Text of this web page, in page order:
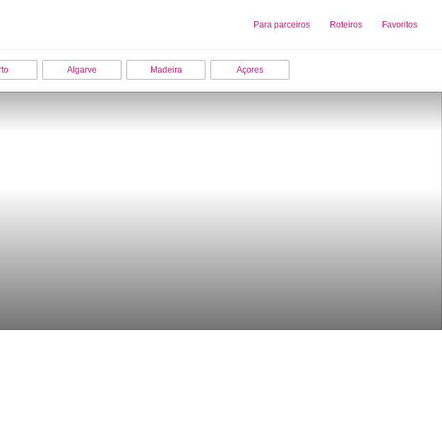
Para parceiros Roteiros Favoritos
Sobre nós Adicionar uma Empresa
Algarve Madeira Açores